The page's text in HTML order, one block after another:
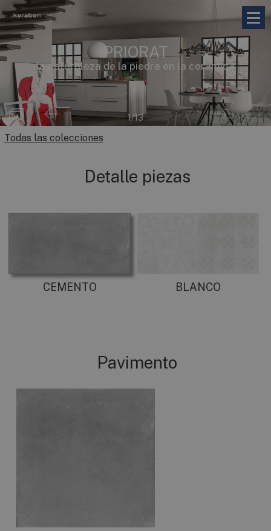
2/13
PRIORAT
la naturaleza de la piedra en la cerámica
Todas las colecciones
Detalle piezas
CEMENTO BLANCO
Pavimento